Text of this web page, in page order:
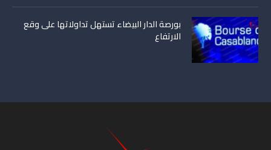
بورصة الدار البيضاء تستهل تداولاتها على وقع
الارتفاع